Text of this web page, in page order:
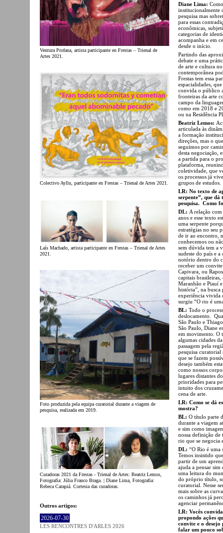
Ventura Profana, artista participante en Frestas – Trienal de
Artes 2021.
Colectivo Ayllu, participante en Frestas – Trienal de Artes 2021.
Laís Machado, artista participante en Frestas – Trienal de Artes
2021.
Foto produzida pela equipa curatorial durante a viagem de
pesquisa, realizada em 2019.
Curadoras 2021 da Frestas - Trienal de Artes: Beatriz Lemos,
Fotografia: Júlia Franco Braga. | Diane Lima, Fotografia:
Rebeca Carapiá. Cortesia das curadoras.
Outros artigos:
2026-07-30
LES RENCONTRES D'ARLES 2026
Diane Lima:
institucionalmente
pesquisa mas
para essas
econômicas,
categorias de
acompanha e em
desde o início.
Partindo das
debate e uma
de arte e cultura
contemporânea
Frestas tem essa
espacialidades,
convida o público
fronteiras da arte
campo da
como em 2018 e
ou na Residência
Beatriz Lemos:
articulada às
a formação
direções, mas o
seguimos por
desta negociação,
a partida para o
plataforma,
coletividade, que
os processos já
grupos de estudos.
LR: No texto de
serpente”, que dá
pesquisa. Como
DL: A relação
anos e esse texto
uma serpente
estratégias no seu
de ir ao encontro,
conhecemos ou
sem dúvida tem a
sudeste do país e
notório dentro do
receber um
Capivara, ou
capitais brasileiras,
Maranhão e Piauí
história”, na busca
experiência vivida
surgiu “O rio é
BL: Todo o
deslocamento.
São Paulo e
São Paulo, Diane
em movimento. O
algumas cidades
passagem pela
pesquisa curatorial
que se fazem
desejo também
como nossos
lugares distantes
prioridades para
intuito dos
cena de arte.
LR: Como se dá
mostra?
BL: O título parte
durante a viagem
e sim como
nossa definição
rio que se negocia
DL: “O Rio é uma
Temos insistido
partir de um
ajuda a pensar sim
uma leitura do
do próprio título,
curatorial. Nesse
mais sobre as
os caminhos já
agenciar
LR: Vocês
propondo ações
convite e o desejo
falar um pouco